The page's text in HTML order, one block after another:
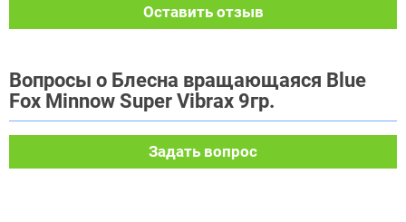
Оставить отзыв
Вопросы о Блесна вращающаяся Blue
Fox Minnow Super Vibrax 9гр.
Задать вопрос